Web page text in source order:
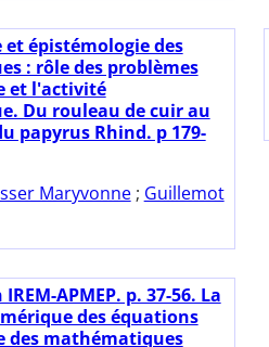
et épistémologie des
: rôle des problèmes
et l'activité
Du rouleau de cuir au
papyrus Rhind. p 179-
Maryvonne; Guillemot
APMEP. p. 37-56. La
des équations
des mathématiques